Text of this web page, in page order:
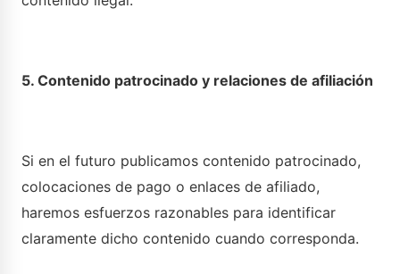
5. Contenido patrocinado y relaciones de afiliación
Si en el futuro publicamos contenido patrocinado,
colocaciones de pago o enlaces de afiliado,
haremos esfuerzos razonables para identificar
claramente dicho contenido cuando corresponda.